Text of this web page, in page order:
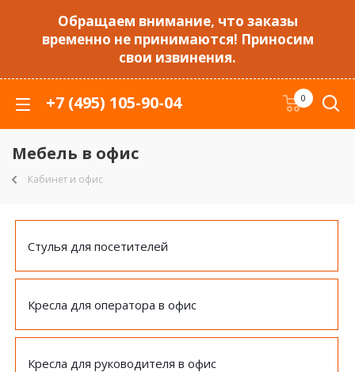
Обращаем внимание, что заказы
временно не принимаются! Приносим
свои извинения.
+7 (495) 105-90-04 0
Мебель в офис
Кабинет и офис
Стулья для посетителей
Кресла для оператора в офис
Кресла для руководителя в офис